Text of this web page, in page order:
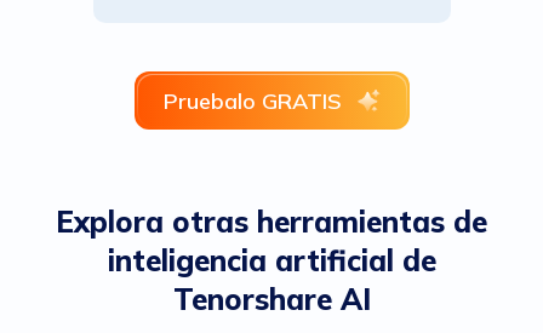
Pruebalo GRATIS
Explora otras herramientas de
inteligencia artificial de
Tenorshare AI